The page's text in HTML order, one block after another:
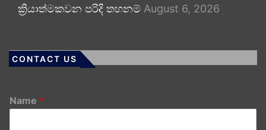
ක්‍රියාත්මකවන පරිදි තහනම් August 6, 2026
CONTACT US
Name *